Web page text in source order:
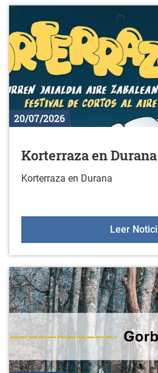
20/07/2026
Korterraza en Durana
Korterraza en Durana
Leer